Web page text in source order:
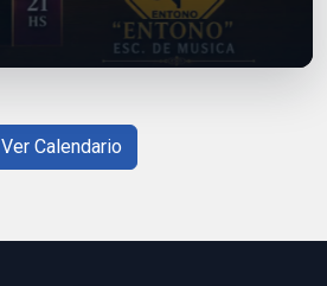
Ver Calendario